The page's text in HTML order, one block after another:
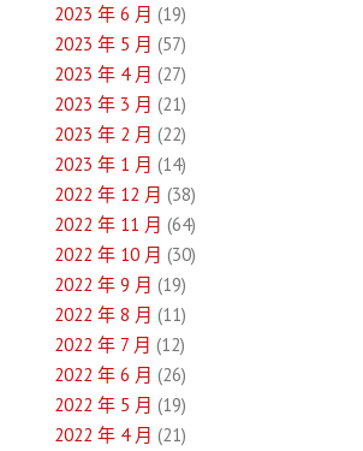
2023 年 6 月 (19)
2023 年 5 月 (57)
2023 年 4 月 (27)
2023 年 3 月 (21)
2023 年 2 月 (22)
2023 年 1 月 (14)
2022 年 12 月 (38)
2022 年 11 月 (64)
2022 年 10 月 (30)
2022 年 9 月 (19)
2022 年 8 月 (11)
2022 年 7 月 (12)
2022 年 6 月 (26)
2022 年 5 月 (19)
2022 年 4 月 (21)